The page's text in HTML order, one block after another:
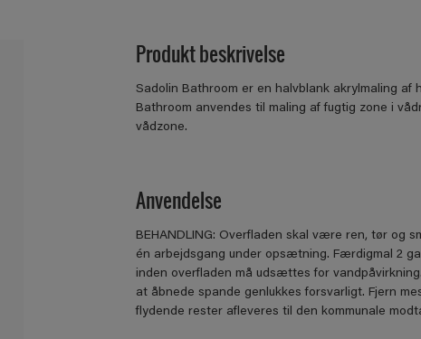
Produkt beskrivelse
Sadolin Bathroom er en halvblank akrylmaling af
Bathroom anvendes til maling af fugtig zone i
vådzone.
Anvendelse
BEHANDLING: Overﬂaden skal være ren, tør og
én arbejdsgang under opsætning. Færdigmal 2
inden overﬂaden må udsættes for
at åbnede spande genlukkes forsvarligt. Fjern
ﬂydende rester aﬂeveres til den kommunale